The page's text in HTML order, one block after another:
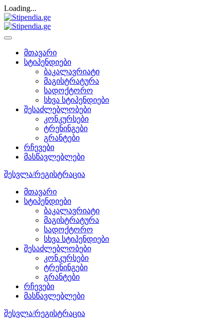
Loading...
მთავარი
სტიპენდიები
ბაკალავრიატი
მაგისტრატურა
სადოქტორო
სხვა სტიპენდიები
შესაძლებლობები
კონკურსები
ტრენინგები
გრანტები
რჩევები
მასწავლებლები
შესვლა/რეგისტრაცია
მთავარი
სტიპენდიები
ბაკალავრიატი
მაგისტრატურა
სადოქტორო
სხვა სტიპენდიები
შესაძლებლობები
კონკურსები
ტრენინგები
გრანტები
რჩევები
მასწავლებლები
შესვლა/რეგისტრაცია